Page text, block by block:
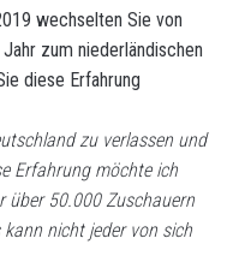
wechselten Sie von
zum niederländischen
diese Erfahrung
zu verlassen und
Erfahrung möchte ich
über 50.000 Zuschauern
nicht jeder von sich